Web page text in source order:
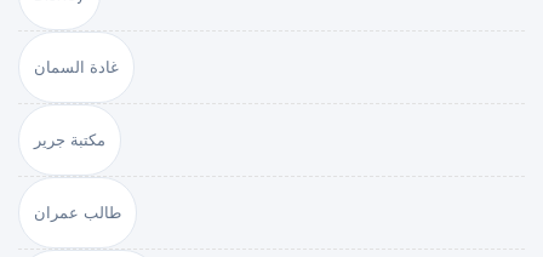
غادة السمان
مكتبة جرير
طالب عمران